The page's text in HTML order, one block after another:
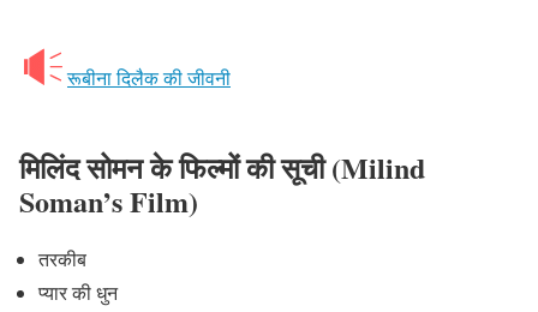
रूबीना दिलैक की जीवनी
मिलिंदसोमनके फिल्मों की सूची(Milind
Soman’s Film)
तरकीब
प्यार की धुन